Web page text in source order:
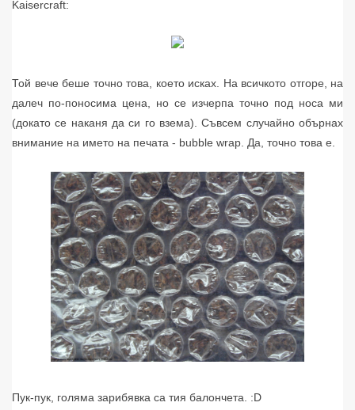
Kaisercraft:
Той вече беше точно това, което исках. На всичкото отгоре, на
далеч по-поносима цена, но се изчерпа точно под носа ми
(докато се наканя да си го взема). Съвсем случайно обърнах
внимание на името на печата - bubble wrap. Да, точно това е.
Пук-пук, голяма зарибявка са тия балончета. :D